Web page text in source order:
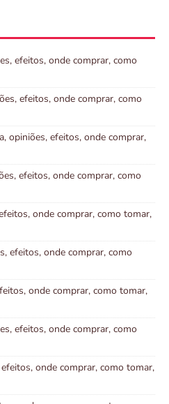
efeitos, onde comprar, como
efeitos, onde comprar, como
opiniões, efeitos, onde comprar,
efeitos, onde comprar, como
onde comprar, como tomar,
efeitos, onde comprar, como
onde comprar, como tomar,
efeitos, onde comprar, como
onde comprar, como tomar,